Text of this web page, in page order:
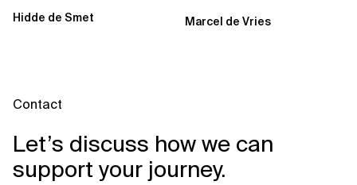
für...
Hidde de Smet
GitHub dieses...
Marcel de Vries
Contact
Let’s discuss how we can
support your journey.